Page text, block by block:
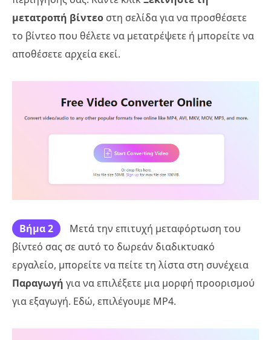
μετατροπή βίντεο στη σελίδα για να προσθέσετε
το βίντεο που θέλετε να μετατρέψετε ή μπορείτε να
αποθέσετε αρχεία εκεί.
Βήμα 2
Μετά την επιτυχή μεταφόρτωση του
βίντεό σας σε αυτό το δωρεάν διαδικτυακό
εργαλείο, μπορείτε να πείτε τη λίστα στη συνέχεια
Παραγωγή για να επιλέξετε μια μορφή προορισμού
για εξαγωγή. Εδώ, επιλέγουμε MP4.